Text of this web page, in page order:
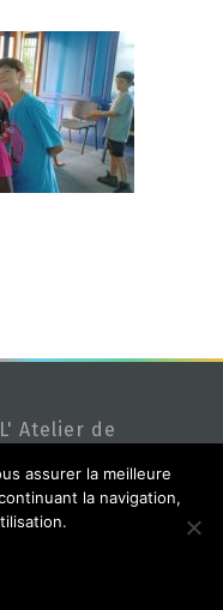
L' Atelier de
assurer la meilleure
la navigation,